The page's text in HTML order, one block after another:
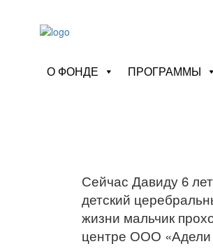
О ФОНДЕ ПРОГРАММЫ
Сейчас Давиду 6
детский
жизни мальчик
центре ООО «Адели